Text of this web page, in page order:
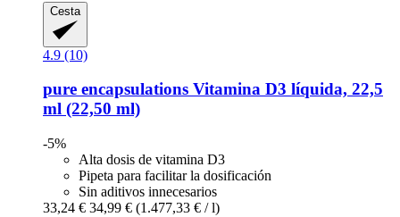
Cesta
4.9 (10)
pure encapsulations Vitamina D3 líquida, 22,5
ml (22,50 ml)
-5%
Alta dosis de vitamina D3
Pipeta para facilitar la dosificación
Sin aditivos innecesarios
33,24 € 34,99 € (1.477,33 € / l)